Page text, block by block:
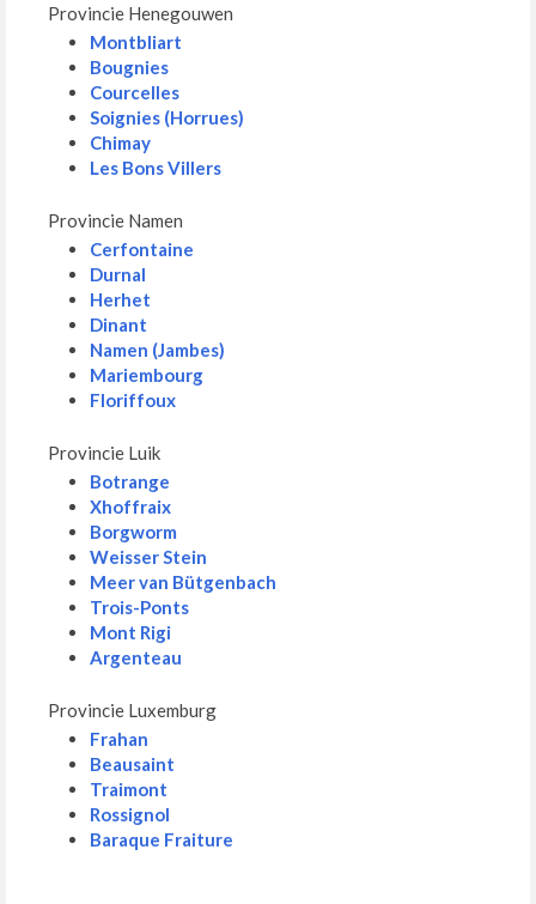
Provincie Henegouwen
Montbliart
Bougnies
Courcelles
Soignies (Horrues)
Chimay
Les Bons Villers
Provincie Namen
Cerfontaine
Durnal
Herhet
Dinant
Namen (Jambes)
Mariembourg
Floriffoux
Provincie Luik
Botrange
Xhoffraix
Borgworm
Weisser Stein
Meer van Bütgenbach
Trois-Ponts
Mont Rigi
Argenteau
Provincie Luxemburg
Frahan
Beausaint
Traimont
Rossignol
Baraque Fraiture